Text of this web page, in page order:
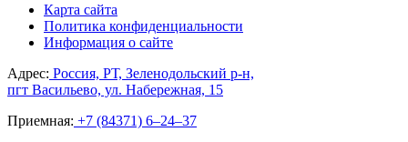
Карта сайта
Политика конфиденциальности
Информация о сайте
Адрес: Россия, РТ, Зеленодольский р-н,
пгт Васильево, ул. Набережная, 15
Приемная: +7 (84371) 6‒24‒37